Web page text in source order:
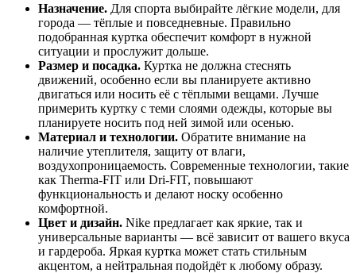
Назначение. Для спорта выбирайте лёгкие модели, для
города — тёплые и повседневные. Правильно
подобранная куртка обеспечит комфорт в нужной
ситуации и прослужит дольше.
Размер и посадка. Куртка не должна стеснять
движений, особенно если вы планируете активно
двигаться или носить её с тёплыми вещами. Лучше
примерить куртку с теми слоями одежды, которые вы
планируете носить под ней зимой или осенью.
Материал и технологии. Обратите внимание на
наличие утеплителя, защиту от влаги,
воздухопроницаемость. Современные технологии, такие
как Therma-FIT или Dri-FIT, повышают
функциональность и делают носку особенно
комфортной.
Цвет и дизайн. Nike предлагает как яркие, так и
универсальные варианты — всё зависит от вашего вкуса
и гардероба. Яркая куртка может стать стильным
акцентом, а нейтральная подойдёт к любому образу.